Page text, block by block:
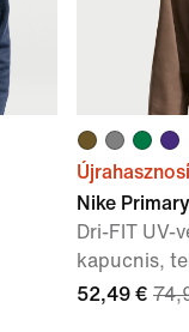
Nike
Dri-FIT UV-
kapucnis,
52,49 €